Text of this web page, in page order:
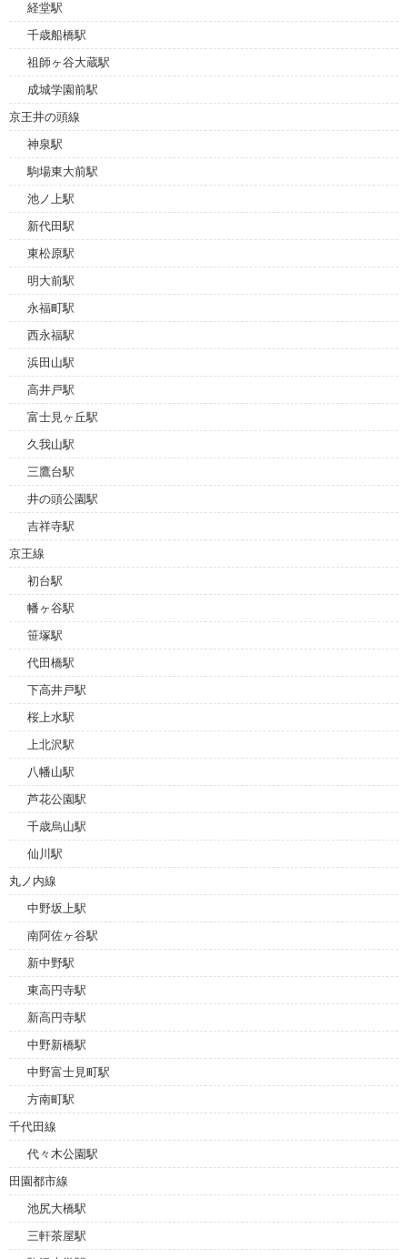
経堂駅
千歳船橋駅
祖師ヶ谷大蔵駅
成城学園前駅
京王井の頭線
神泉駅
駒場東大前駅
池ノ上駅
新代田駅
東松原駅
明大前駅
永福町駅
西永福駅
浜田山駅
高井戸駅
富士見ヶ丘駅
久我山駅
三鷹台駅
井の頭公園駅
吉祥寺駅
京王線
初台駅
幡ヶ谷駅
笹塚駅
代田橋駅
下高井戸駅
桜上水駅
上北沢駅
八幡山駅
芦花公園駅
千歳烏山駅
仙川駅
丸ノ内線
中野坂上駅
南阿佐ヶ谷駅
新中野駅
東高円寺駅
新高円寺駅
中野新橋駅
中野富士見町駅
方南町駅
千代田線
代々木公園駅
田園都市線
池尻大橋駅
三軒茶屋駅